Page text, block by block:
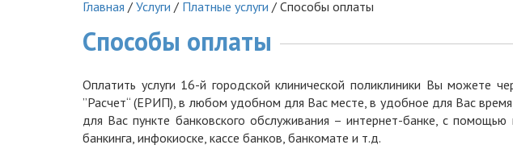
Главная / Услуги / Платные услуги / Способы оплаты
Способы оплаты
Оплатить услуги 16-й городской клинической поликлиники Вы можете
”Расчет“ (ЕРИП), в любом удобном для Вас месте, в удобное для Вас
для Вас пункте банковского обслуживания – интернет-банке, с помощью
банкинга, инфокиоске, кассе банков, банкомате и т.д.